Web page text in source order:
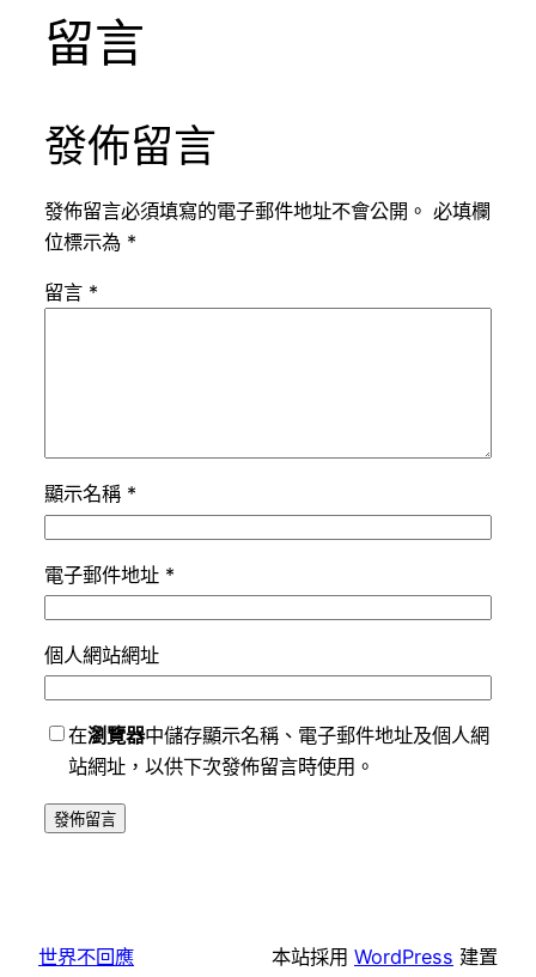
留言
發佈留言
發佈留言必須填寫的電子郵件地址不會公開。 必填欄
位標示為 *
留言 *
顯示名稱 *
電子郵件地址 *
個人網站網址
在瀏覽器中儲存顯示名稱、電子郵件地址及個人網
站網址，以供下次發佈留言時使用。
世界不回應 本站採用 WordPress 建置